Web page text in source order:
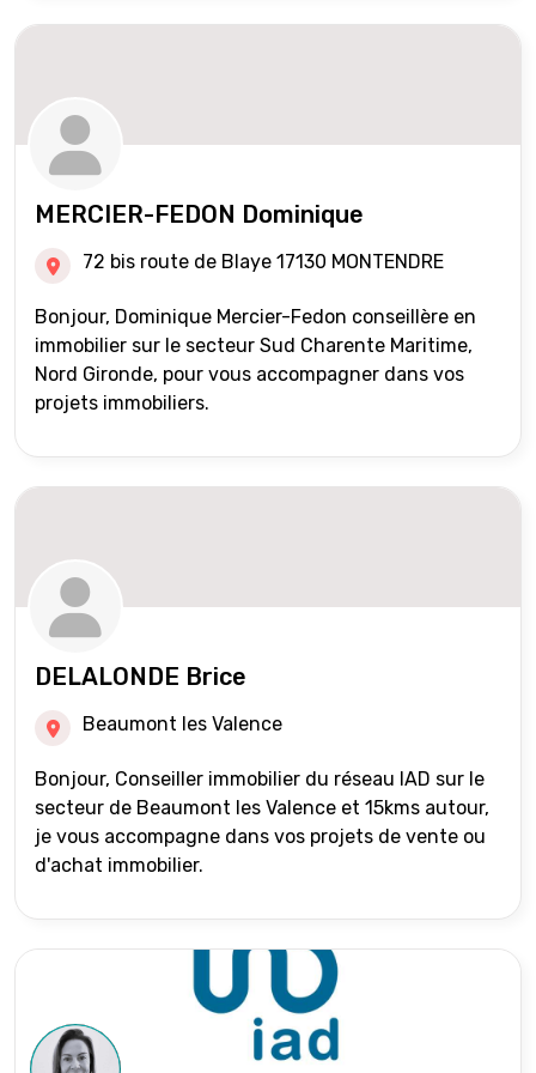
MERCIER-FEDON Dominique
72 bis route de Blaye 17130 MONTENDRE
Bonjour, Dominique Mercier-Fedon conseillère en
immobilier sur le secteur Sud Charente Maritime,
Nord Gironde, pour vous accompagner dans vos
projets immobiliers.
DELALONDE Brice
Beaumont les Valence
Bonjour, Conseiller immobilier du réseau IAD sur le
secteur de Beaumont les Valence et 15kms autour,
je vous accompagne dans vos projets de vente ou
d'achat immobilier.